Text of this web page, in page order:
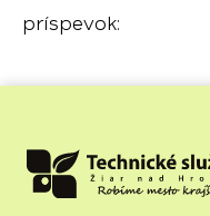
príspevok: